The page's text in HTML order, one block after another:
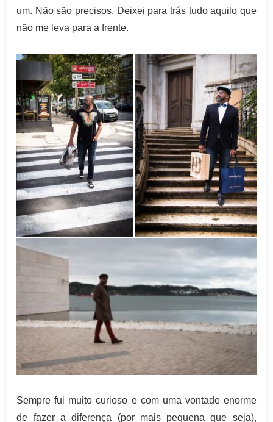
um. Não são precisos. Deixei para trás tudo aquilo que
não me leva para a frente.
Sempre fui muito curioso e com uma vontade enorme
de fazer a diferença (por mais pequena que seja),